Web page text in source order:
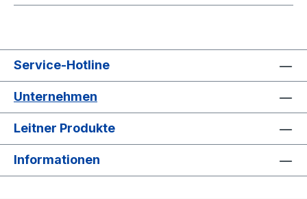
Service-Hotline
Unternehmen
Leitner Produkte
Informationen